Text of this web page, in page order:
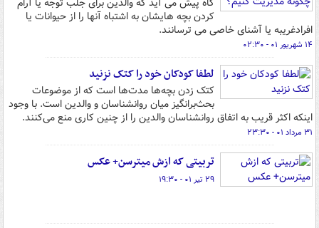
کردن بچه هایشان به اشتباه آنها را از حیوانات یا
افرادغریبه یا آشنای خاصی می ترسانند.
۱۴ شهریور ۰۱ - ۰۲:۳۰
لطفا کودکان خود را کتک نزنید
کتک زدن بچه‌ها مدت‌ها است که از موضوعات
بحث‌برانگیز میان روانشناسان و والدین است. با وجود
اینکه اکثر قریب به اتفاق روانشناسان والدین را از چنین کاری منع می‌کنند.
۳۱ مرداد ۰۱ - ۲۳:۳۰
تربیتی که ازش میترسن+ عکس
۲۹ تیر ۰۱ - ۱۹:۳۰